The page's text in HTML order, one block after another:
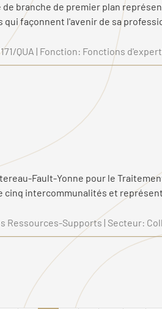
branche de premier plan
façonnent l'avenir de sa
QUA | Fonction: Fonctions
Fault-Yonne pour le
intercommunalités et
Ressources-Supports | Secteur: